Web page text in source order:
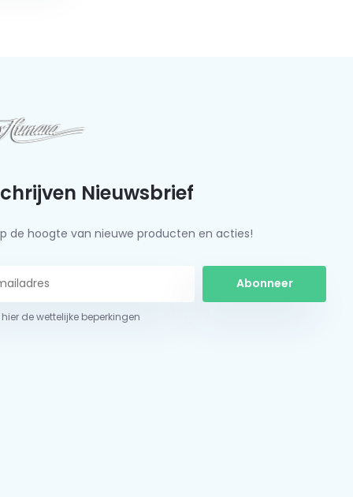
Nieuwsbrief
de hoogte van nieuwe producten en acties!
Abonneer
hier de wettelijke beperkingen